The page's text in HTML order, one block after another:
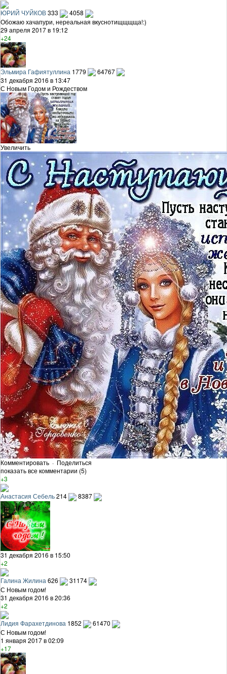
ЮРИЙ ЧУЙКОВ333
4058
Обожаю хачапури, нереальная вкуснотищщщща!:)
29 апреля 2017 в 19:12
+24
Эльмира Гафиятуллина 1779
64767
31 декабря 2016 в 13:47
С Новым Годом и Рождеством
Увеличить
Комментировать · Поделиться
показать все комментарии (5)
+3
Анастасия Себель214 8387
31 декабря 2016 в 15:50
+2
Галина Жилина 626
31174
С Новым годом!
31 декабря 2016 в 20:36
+2
Лидия Фарахетдинова 1852
61470
С Новым годом!
1 января 2017 в 02:09
+17